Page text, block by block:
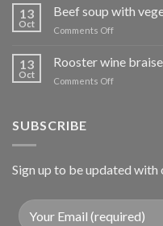
απεραθίτικο
13
Oct
Beef soup with
Comments Offon
σούπα
13
Oct
Rooster wine
Comments Offon
SUBSCRIBE
Sign up to be updated with